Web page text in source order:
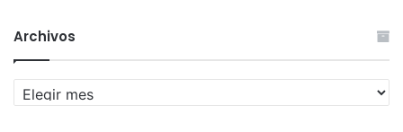
Archivos
Archivos